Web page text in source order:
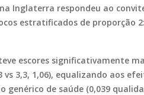
Inglaterra respondeu ao
estratificados de proporção
escores significativamente
3,3, 1,06), equalizando aos
de saúde (0,039